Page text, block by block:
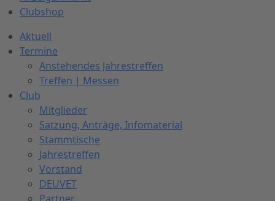
Clubshop
Aktuell
Termine
Anstehendes Jahrestreffen
Treffen | Messen
Club
Mitglieder
Satzung, Anträge, Infomaterial
Stammtische
Jahrestreffen
Vorstand
DEUVET